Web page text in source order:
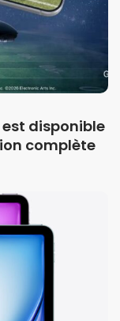
est disponible
complète